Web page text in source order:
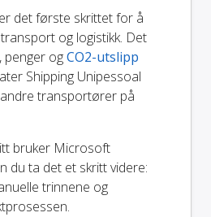
det første skrittet for å
og logistikk. Det
penger ogCO2-utslipp
Shipping Unipessoal
transportører på
bruker Microsoft
du ta det et skritt videre:
trinnene og